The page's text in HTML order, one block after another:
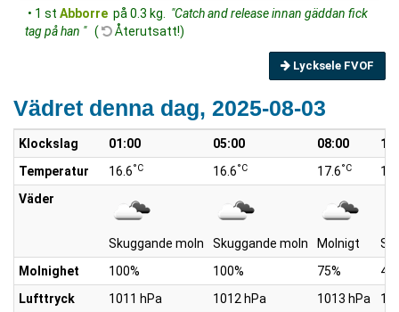
• 1 st Abborre på 0.3 kg.
"Catch and release innan gäddan fick
tag på han " ( Återutsatt!)
Lycksele FVOF
Vädret denna dag, 2025-08-03
Klockslag 01:00 05:00 08:00
Temperatur
16.6°C 16.6°C 17.6°C
Väder
Skuggande moln Skuggande moln Molnigt
Molnighet
100% 100% 75%
Lufttryck
1011 hPa 1012 hPa 1013 hPa